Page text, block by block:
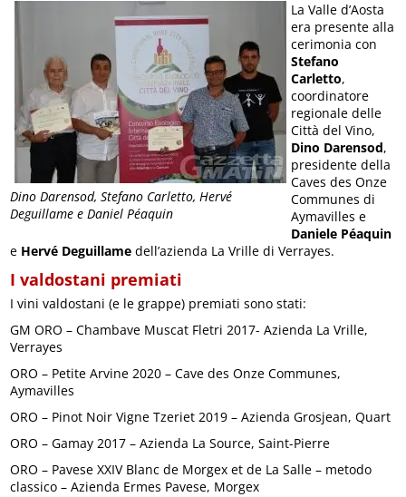
Dino Darensod, Stefano Carletto, Hervé
Deguillame e Daniel Péaquin
La Valle d’Aosta
era presente alla
cerimonia con
Stefano
Carletto,
coordinatore
regionale delle
Città del Vino,
Dino Darensod,
presidente della
Caves des Onze
Communes di
Aymavilles e
Daniele Péaquin
e Hervé Deguillame dell’azienda La Vrille di Verrayes.
I valdostani premiati
I vini valdostani (e le grappe) premiati sono stati:
GM ORO – Chambave Muscat Fletri 2017- Azienda La Vrille,
Verrayes
ORO – Petite Arvine 2020 – Cave des Onze Communes,
Aymavilles
ORO – Pinot Noir Vigne Tzeriet 2019 – Azienda Grosjean, Quart
ORO – Gamay 2017 – Azienda La Source, Saint-Pierre
ORO – Pavese XXIV Blanc de Morgex et de La Salle – metodo
classico – Azienda Ermes Pavese, Morgex